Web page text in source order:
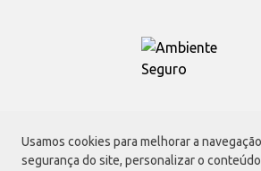
Usamos cookies para melhorar a
segurança do site, personalizar o
Atacadão S.A.
Avenida Morvan Dias de Figueiredo, 6169, Vila
02170-901 | CNPJ: 75.315.333/